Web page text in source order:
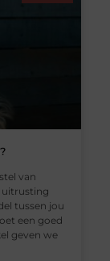
van
uitrusting
tussen jou
een goed
geven we